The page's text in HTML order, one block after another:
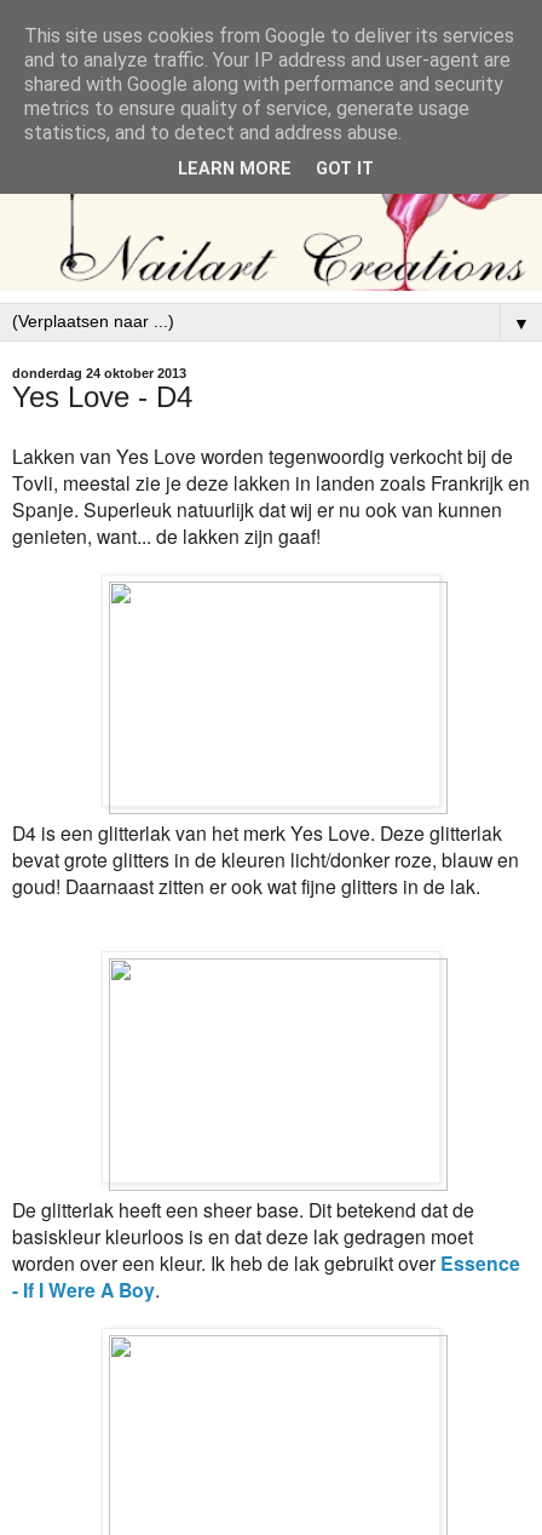
▼
donderdag 24 oktober 2013
Yes Love - D4
Lakken van Yes Love worden tegenwoordig verkocht bij de
Tovli, meestal zie je deze lakken in landen zoals Frankrijk en
Spanje. Superleuk natuurlijk dat wij er nu ook van kunnen
genieten, want... de lakken zijn gaaf!
D4 is een glitterlak van het merk Yes Love. Deze glitterlak
bevat grote glitters in de kleuren licht/donker roze, blauw en
goud! Daarnaast zitten er ook wat fijne glitters in de lak.
De glitterlak heeft een sheer base. Dit betekend dat de
basiskleur kleurloos is en dat deze lak gedragen moet
worden over een kleur. Ik heb de lak gebruikt over Essence
- If I Were A Boy.
This site uses cookies from Google to deliver its services
and to analyze traffic. Your IP address and user-agent are
shared with Google along with performance and security
metrics to ensure quality of service, generate usage
statistics, and to detect and address abuse.
LEARN MORE GOT IT